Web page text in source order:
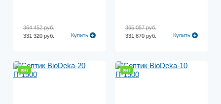
331 320 руб.
364 452 руб.
Купить
331 870 руб.
365 057 руб.
Купить
ХИТ ХИТ